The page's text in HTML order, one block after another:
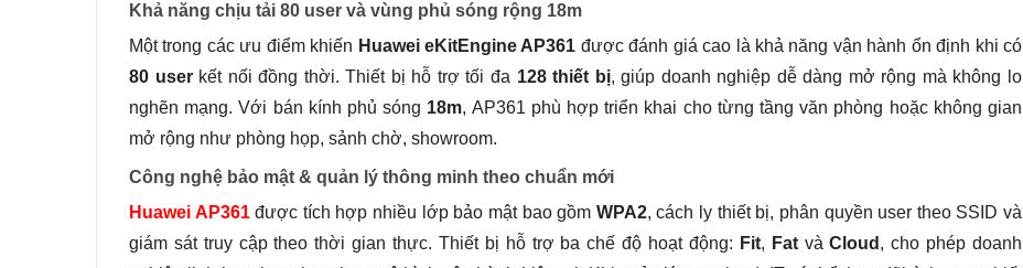
Khả năng chịu tải 80 user và vùng phủ sóng rộng 18m
Một trong các ưu điểm khiến Huawei eKitEngine AP361 được đánh giá cao là khả năng vận hành ổn định khi có
80 userkết nối đồng thời. Thiết bị hỗ trợ tối đa 128 thiết bị, giúp doanh nghiệp dễ dàng mở rộng mà không lo
nghẽn mạng. Với bán kính phủ sóng 18m, AP361 phù hợp triển khai cho từng tầng văn phòng hoặc không gian
mở rộng như phòng họp, sảnh chờ, showroom.
Công nghệ bảo mật & quản lý thông minh theo chuẩn mới
Huawei AP361được tích hợp nhiều lớp bảo mật bao gồm WPA2, cách ly thiết bị, phân quyền user theo SSID và
giám sát truy cập theo thời gian thực. Thiết bị hỗ trợ ba chế độ hoạt động: Fit, FatvàCloud , cho phép doanh